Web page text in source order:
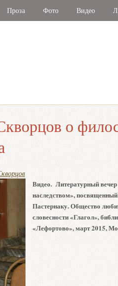
Проза Фото Видео
о
Видео. Литературный
наследством»,
Пастернаку. Общество
словесности «Глагол»,
«Лефортово», март 2015,